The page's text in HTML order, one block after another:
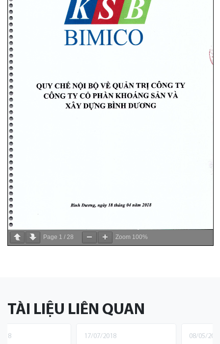
Page 1 / 28 Zoom 100%
TÀI LIỆU LIÊN QUAN